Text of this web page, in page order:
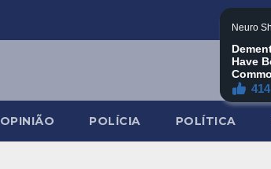
OPINIÃO POLÍCIA POLÍTICA